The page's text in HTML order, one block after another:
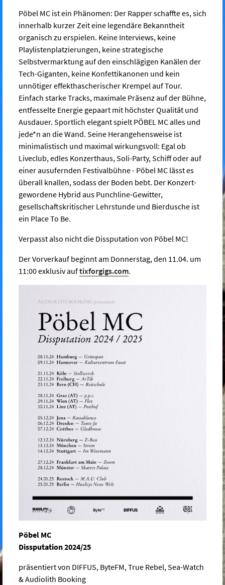
Pöbel MC ist ein Phänomen: Der Rapper schaffte es, sich
innerhalb kurzer Zeit eine legendäre Bekanntheit
organisch zu erspielen. Keine Interviews, keine
Playlistenplatzierungen, keine strategische
Selbstvermarktung auf den einschlägigen Kanälen der
Tech-Giganten, keine Konfettikanonen und kein
unnötiger effekthascherischer Krempel auf Tour.
Einfach starke Tracks, maximale Präsenz auf der Bühne,
entfesselte Energie gepaart mit höchster Qualität und
Ausdauer. Sportlich elegant spielt PÖBEL MC alles und
jede*n an die Wand. Seine Herangehensweise ist
minimalistisch und maximal wirkungsvoll: Egal ob
Liveclub, edles Konzerthaus, Soli-Party, Schiff oder auf
einer ausufernden Festivalbühne - Pöbel MC lässt es
überall knallen, sodass der Boden bebt. Der Konzert-
gewordene Hybrid aus Punchline-Gewitter,
gesellschaftskritischer Lehrstunde und Bierdusche ist
ein Place To Be.
Verpasst also nicht die Dissputation von Pöbel MC!
Der Vorverkauf beginnt am Donnerstag, den 11.04. um
11:00 exklusiv auftixforgigs.com.
Pöbel MC
Dissputation 2024/25
präsentiert von DIFFUS, ByteFM, True Rebel, Sea-Watch
& Audiolith Booking